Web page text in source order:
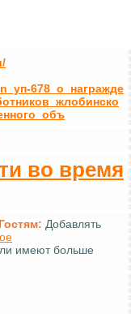
678_о_награжде
во время
Гостям: Добавлять
имеют больше